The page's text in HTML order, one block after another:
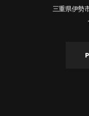
三重県伊勢